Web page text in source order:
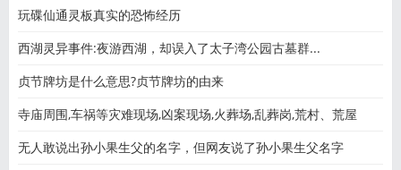
玩碟仙通灵板真实的恐怖经历
西湖灵异事件:夜游西湖，却误入了太子湾公园古墓群...
贞节牌坊是什么意思?贞节牌坊的由来
寺庙周围,车祸等灾难现场,凶案现场,火葬场,乱葬岗,荒村、荒屋
无人敢说出孙小果生父的名字，但网友说了孙小果生父名字